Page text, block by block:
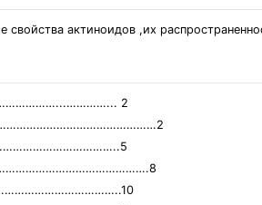
свойства актиноидов ,их
2